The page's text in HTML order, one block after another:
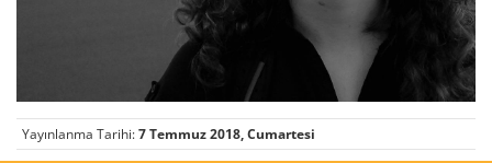
Yayınlanma Tarihi:7 Temmuz 2018, Cumartesi